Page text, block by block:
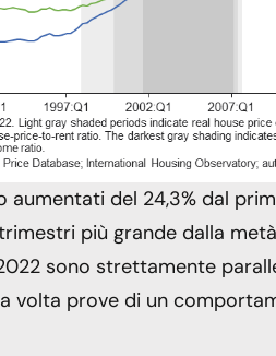
aumentati del 24,3% dal
più grande dalla
sono strettamente
volta prove di un